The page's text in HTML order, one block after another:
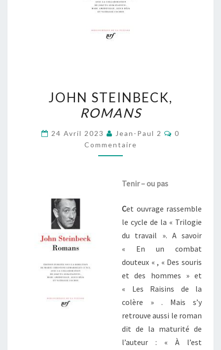
STEINBECK,
ROMANS
JOHN STEINBECK,
ROMANS
24 Avril 2023 Jean-Paul 2
0
Commentaire
Tenir – ou pas
Cet ouvrage rassemble
le cycle de la « Trilogie
du travail ». A savoir
« En un combat
douteux « , « Des souris
et des hommes » et
« Les Raisins de la
colère » . Mais s’y
retrouve aussi le roman
dit de la maturité de
l’auteur : « À l’est